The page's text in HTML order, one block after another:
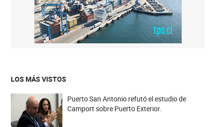
LOS MÁS VISTOS
Puerto San Antonio refutó el estudio de
Camport sobre Puerto Exterior.